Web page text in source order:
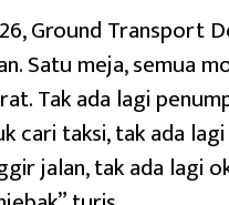
Ground Transport
Satu meja, semua
Tak ada lagi
cari taksi, tak ada
jalan, tak ada lagi